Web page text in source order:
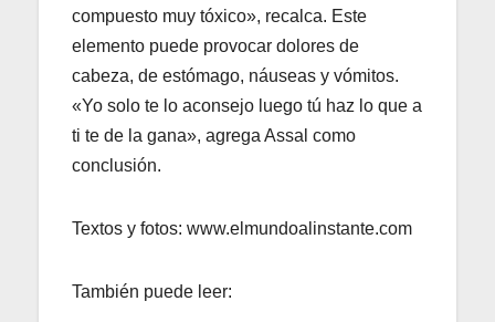
compuesto muy tóxico», recalca. Este
elemento puede provocar dolores de
cabeza, de estómago, náuseas y vómitos.
«Yo solo te lo aconsejo luego tú haz lo que a
ti te de la gana», agrega Assal como
conclusión.
Textos y fotos: www.elmundoalinstante.com
También puede leer: